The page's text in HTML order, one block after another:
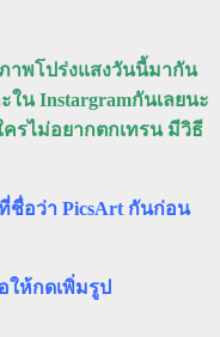
าพโปร่งแสงวันนี้มากัน
ใน Instargramกันเลยนะ
ครไม่อยากตกเทรน มีวิธี
ชื่อว่า PicsArt กันก่อน
ให้กดเพิ่มรูป